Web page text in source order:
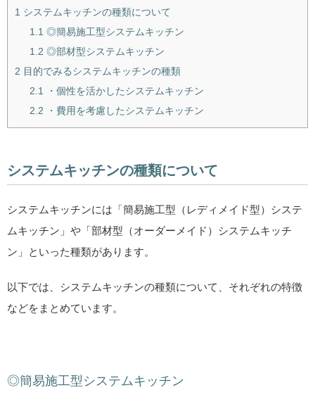
1 システムキッチンの種類について
1.1 ◎簡易施工型システムキッチン
1.2 ◎部材型システムキッチン
2 目的でみるシステムキッチンの種類
2.1
・個性を活かしたシステムキッチン
2.2 ・費用を考慮したシステムキッチン
システムキッチンの種類について
システムキッチンには「簡易施工型（レディメイド型）システ
ムキッチン」や「部材型（オーダーメイド）システムキッチ
ン」といった種類があります。
以下では、システムキッチンの種類について、それぞれの特徴
などをまとめています。
◎簡易施工型システムキッチン